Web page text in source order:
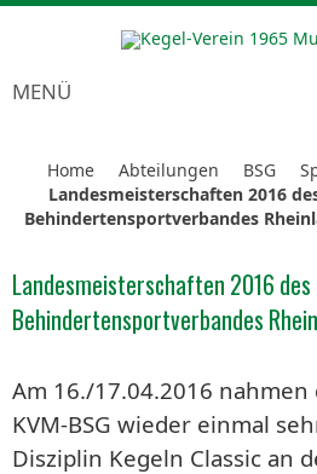
MENÜ
Home Abteilungen BSG
Landesmeisterschaften 2016
Behindertensportverbandes
Landesmeisterschaften 2016 des
Behindertensportverbandes
Am 16./17.04.2016
KVM-BSG wieder einmal
Disziplin Kegeln Classic an